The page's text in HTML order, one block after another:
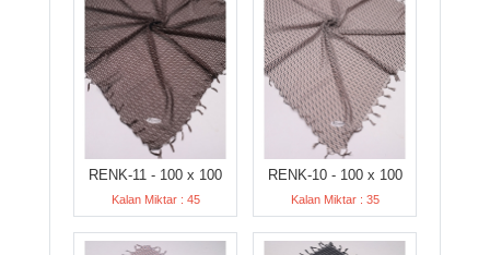
RENK-11 - 100 x 100
Kalan Miktar : 45
RENK-10 - 100 x 100
Kalan Miktar : 35